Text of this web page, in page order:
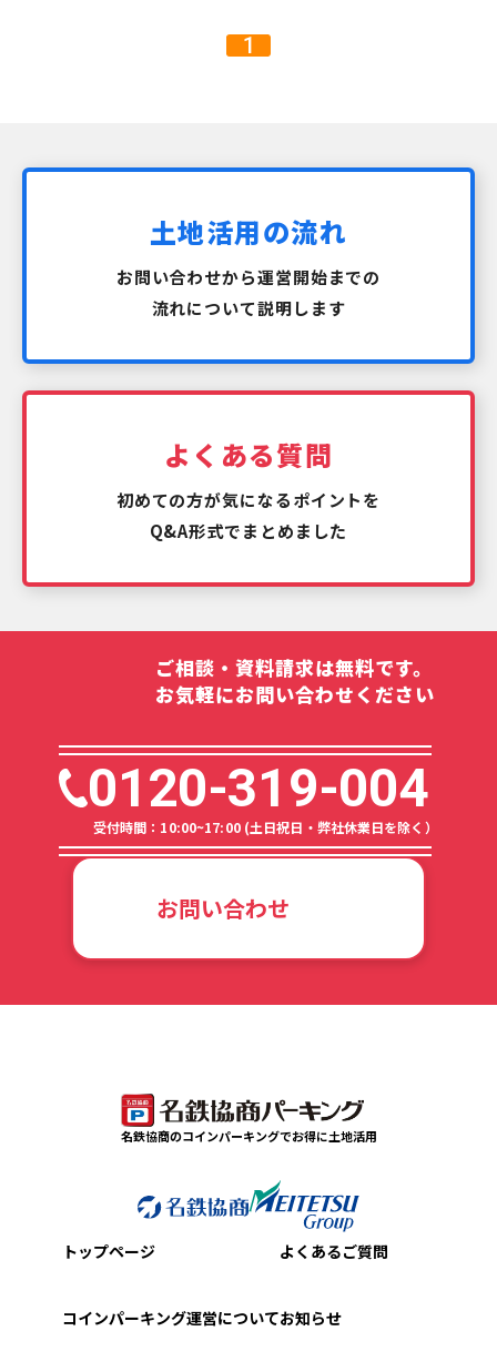
1
土地活用の流れ
お問い合わせから運営開始までの
流れについて説明します
よくある質問
初めての方が気になるポイントを
Q&A形式でまとめました
ご相談・資料請求は無料です。
お気軽にお問い合わせください
0120-319-004
受付時間：10:00~17:00 (土日祝日・弊社休業日を除く）
お問い合わせ
名鉄協商のコインパーキングでお得に土地活用
トップページ
コインパーキング運営について
よくあるご質問
お知らせ